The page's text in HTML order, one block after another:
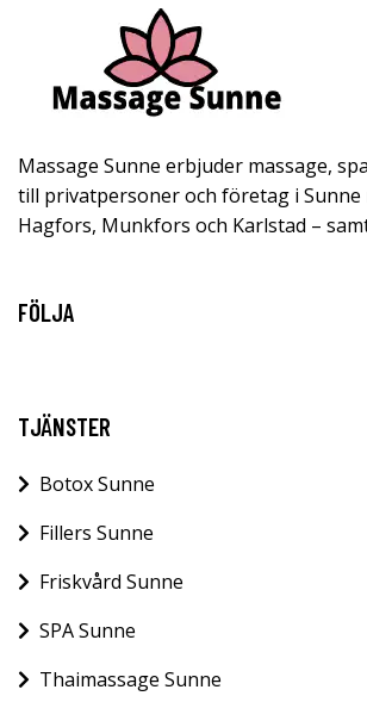
Massage Sunne erbjuder massage,
till privatpersoner och företag i Sunne
Hagfors, Munkfors och Karlstad –
FÖLJA
TJÄNSTER
Botox Sunne
Fillers Sunne
Friskvård Sunne
SPA Sunne
Thaimassage Sunne